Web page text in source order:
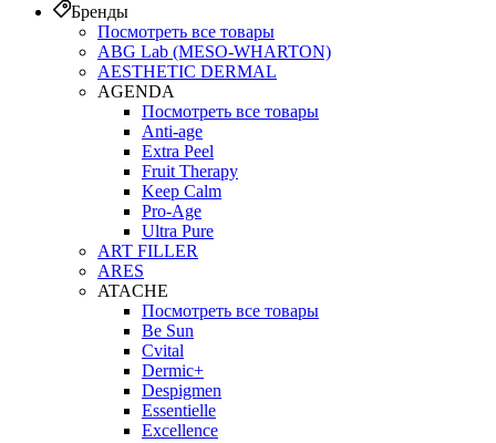
Бренды
Посмотреть все товары
ABG Lab (MESO-WHARTON)
AESTHETIC DERMAL
AGENDA
Посмотреть все товары
Anti-age
Extra Peel
Fruit Therapy
Keep Calm
Pro‑Age
Ultra Pure
ART FILLER
ARES
ATACHE
Посмотреть все товары
Be Sun
Cvital
Dermic+
Despigmen
Essentielle
Excellence